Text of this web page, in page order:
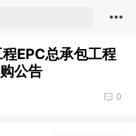
EPC总承包工程
公告
0